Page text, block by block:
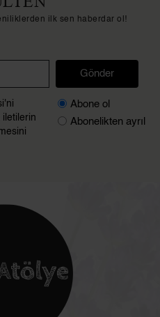
ilk sen haberdar ol!
Gönder
iletilerin
Abone ol
Abonelikten ayrıl